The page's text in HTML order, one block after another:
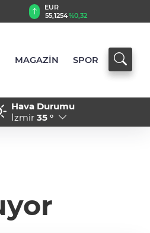
EUR
55,1254%0,32
MAGAZİN SPOR
14:16 - Gaziantep’te bin
Hava Durumu
İzmir 35 °